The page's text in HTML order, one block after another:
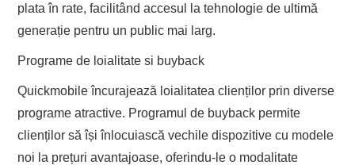
plata în rate, facilitând accesul la tehnologie de ultimă
generație pentru un public mai larg.
Programe de loialitate si buyback
Quickmobile încurajează loialitatea clienților prin diverse
programe atractive. Programul de buyback permite
clienților să își înlocuiască vechile dispozitive cu modele
noi la prețuri avantajoase, oferindu-le o modalitate